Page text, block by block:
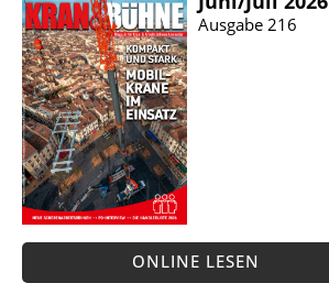
Ausgabe 216
ONLINE LESEN